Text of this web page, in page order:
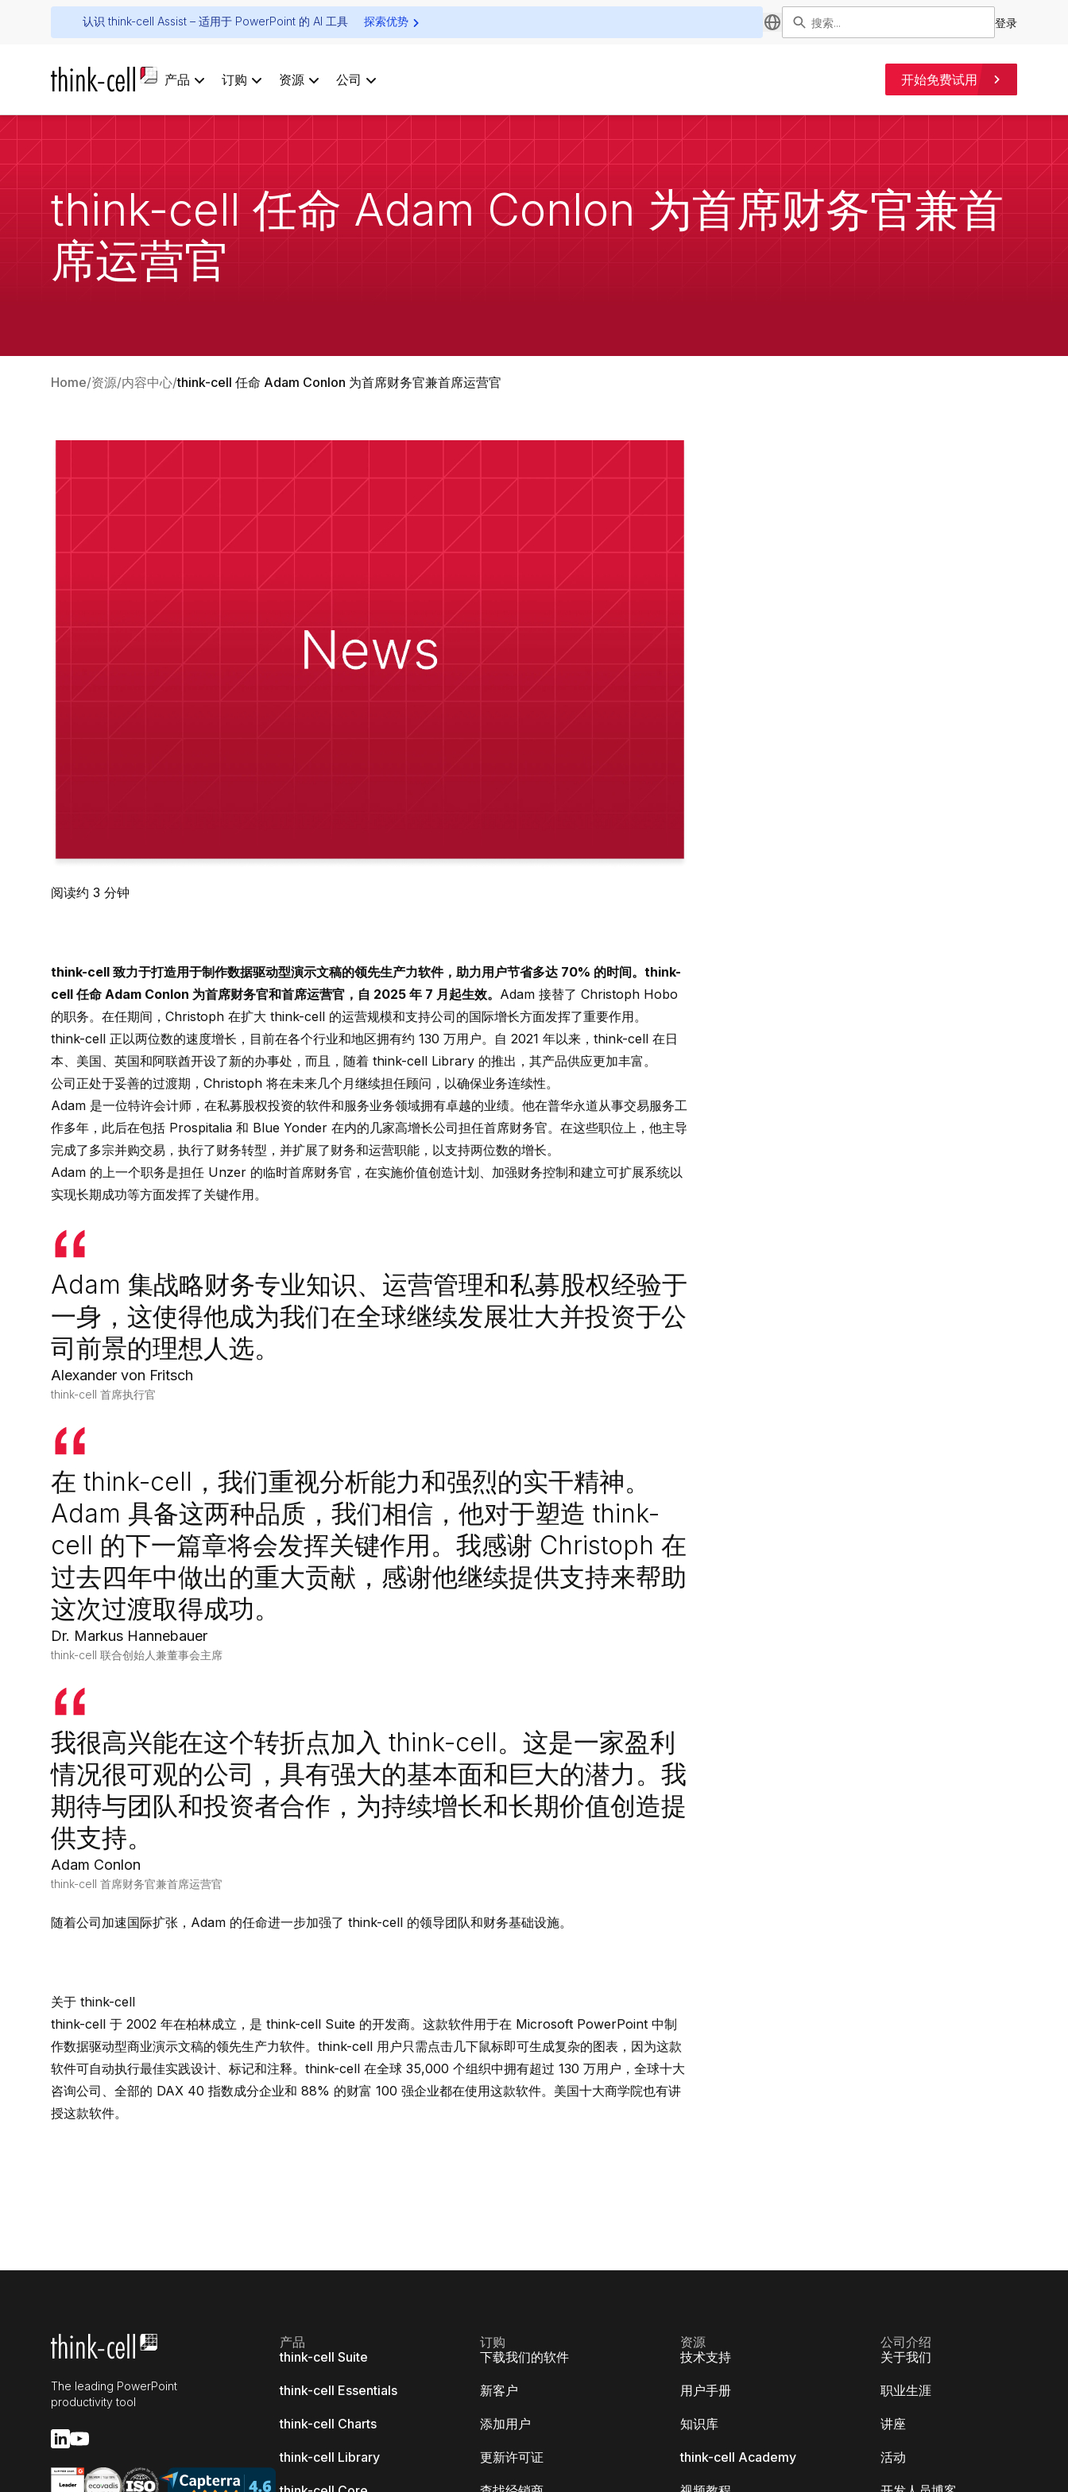
认识 think-cell Assist – 适用于 PowerPoint 的 AI 工具 探索优势 登录
产品 订购 资源 公司 开始免费试用
think-cell 任命 Adam Conlon 为首席财务官兼首
席运营官
Home 资源 内容中心 think-cell 任命 Adam Conlon 为首席财务官兼首席运营官
阅读约 3 分钟
think-cell 致力于打造用于制作数据驱动型演示文稿的领先生产力软件，助力用户节省多达 70% 的时间。think-
cell 任命 Adam Conlon 为首席财务官和首席运营官，自 2025 年 7 月起生效。 Adam 接替了 Christoph Hobo
的职务。在任期间，Christoph 在扩大 think-cell 的运营规模和支持公司的国际增长方面发挥了重要作用。
think-cell 正以两位数的速度增长，目前在各个行业和地区拥有约 130 万用户。自 2021 年以来，think-cell 在日
本、美国、英国和阿联酋开设了新的办事处，而且，随着 think-cell Library 的推出，其产品供应更加丰富。
公司正处于妥善的过渡期，Christoph 将在未来几个月继续担任顾问，以确保业务连续性。
Adam 是一位特许会计师，在私募股权投资的软件和服务业务领域拥有卓越的业绩。他在普华永道从事交易服务工
作多年，此后在包括 Prospitalia 和 Blue Yonder 在内的几家高增长公司担任首席财务官。在这些职位上，他主导
完成了多宗并购交易，执行了财务转型，并扩展了财务和运营职能，以支持两位数的增长。
Adam 的上一个职务是担任 Unzer 的临时首席财务官，在实施价值创造计划、加强财务控制和建立可扩展系统以
实现长期成功等方面发挥了关键作用。
Adam 集战略财务专业知识、运营管理和私募股权经验于
一身，这使得他成为我们在全球继续发展壮大并投资于公
司前景的理想人选。
Alexander von Fritsch
think-cell 首席执行官
在 think-cell，我们重视分析能力和强烈的实干精神。
Adam 具备这两种品质，我们相信，他对于塑造 think-
cell 的下一篇章将会发挥关键作用。我感谢 Christoph 在
过去四年中做出的重大贡献，感谢他继续提供支持来帮助
这次过渡取得成功。
Dr. Markus Hannebauer
think-cell 联合创始人兼董事会主席
我很高兴能在这个转折点加入 think-cell。这是一家盈利
情况很可观的公司，具有强大的基本面和巨大的潜力。我
期待与团队和投资者合作，为持续增长和长期价值创造提
供支持。
Adam Conlon
think-cell 首席财务官兼首席运营官
随着公司加速国际扩张，Adam 的任命进一步加强了 think-cell 的领导团队和财务基础设施。
关于 think-cell
think-cell 于 2002 年在柏林成立，是 think-cell Suite 的开发商。这款软件用于在 Microsoft PowerPoint 中制
作数据驱动型商业演示文稿的领先生产力软件。 think-cell 用户只需点击几下鼠标即可生成复杂的图表，因为这款
软件可自动执行最佳实践设计、标记和注释。 think-cell 在全球 35,000 个组织中拥有超过 130 万用户，全球十大
咨询公司、全部的 DAX 40 指数成分企业和 88% 的财富 100 强企业都在使用这款软件。美国十大商学院也有讲
授这款软件。
The leading PowerPoint
productivity tool
产品
think-cell Suite
think-cell Essentials
think-cell Charts
think-cell Library
订购
下载我们的软件
新客户
添加用户
更新许可证
资源
技术支持
用户手册
知识库
think-cell Academy
公司介绍
关于我们
职业生涯
讲座
活动